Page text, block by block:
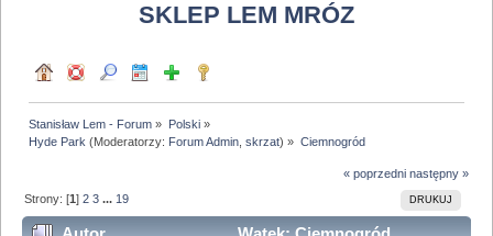
SKLEP LEM MRÓZ
Stanisław Lem - Forum » Polski»
Hyde Park (Moderatorzy: Forum Admin ,skrzat) » Ciemnogród
« poprzedni następny »
DRUKUJ
Strony: [1]2 3 ... 19